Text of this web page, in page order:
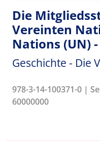
Die
Vereinten
Nations (UN)
Geschichte - Die
978-3-14-100371-0 |
60000000